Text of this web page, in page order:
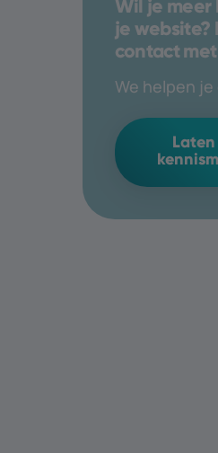
Wil je meer
je website?
contact
We helpen je